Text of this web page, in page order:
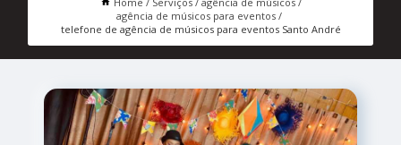
agência de músicos para eventos
telefone de agência de músicos para eventos Santo André